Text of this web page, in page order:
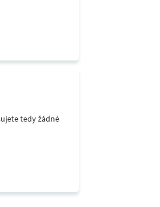
tedy žádné